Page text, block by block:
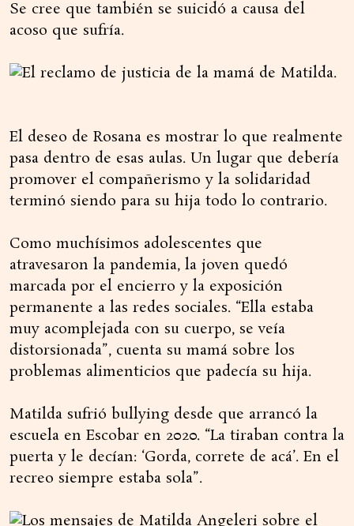
Se cree que también se suicidó a causa del
acoso que sufría.
El deseo de Rosana es mostrar lo que realmente
pasa dentro de esas aulas. Un lugar que debería
promover el compañerismo y la solidaridad
terminó siendo para su hija todo lo contrario.
Como muchísimos adolescentes que
atravesaron la pandemia, la joven quedó
marcada por el encierro y la exposición
permanente a las redes sociales. “Ella estaba
muy acomplejada con su cuerpo, se veía
distorsionada”, cuenta su mamá sobre los
problemas alimenticios que padecía su hija.
Matilda sufrió bullying desde que arrancó la
escuela en Escobar en 2020. “La tiraban contra la
puerta y le decían: ‘Gorda, correte de acá’. En el
recreo siempre estaba sola”.